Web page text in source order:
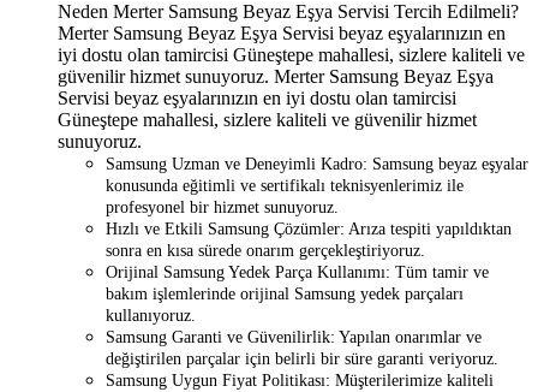
Neden Merter Samsung Beyaz Eşya Servisi Tercih Edilmeli?
Merter Samsung Beyaz Eşya Servisi beyaz eşyalarınızın en
iyi dostu olan tamircisi Güneştepe mahallesi, sizlere kaliteli ve
güvenilir hizmet sunuyoruz. Merter Samsung Beyaz Eşya
Servisi beyaz eşyalarınızın en iyi dostu olan tamircisi
Güneştepe mahallesi, sizlere kaliteli ve güvenilir hizmet
sunuyoruz.
Samsung Uzman ve Deneyimli Kadro: Samsung beyaz eşyalar
konusunda eğitimli ve sertifikalı teknisyenlerimiz ile
profesyonel bir hizmet sunuyoruz.
Hızlı ve Etkili Samsung Çözümler: Arıza tespiti yapıldıktan
sonra en kısa sürede onarım gerçekleştiriyoruz.
Orijinal Samsung Yedek Parça Kullanımı: Tüm tamir ve
bakım işlemlerinde orijinal Samsung yedek parçaları
kullanıyoruz.
Samsung Garanti ve Güvenilirlik: Yapılan onarımlar ve
değiştirilen parçalar için belirli bir süre garanti veriyoruz.
Samsung Uygun Fiyat Politikası: Müşterilerimize kaliteli